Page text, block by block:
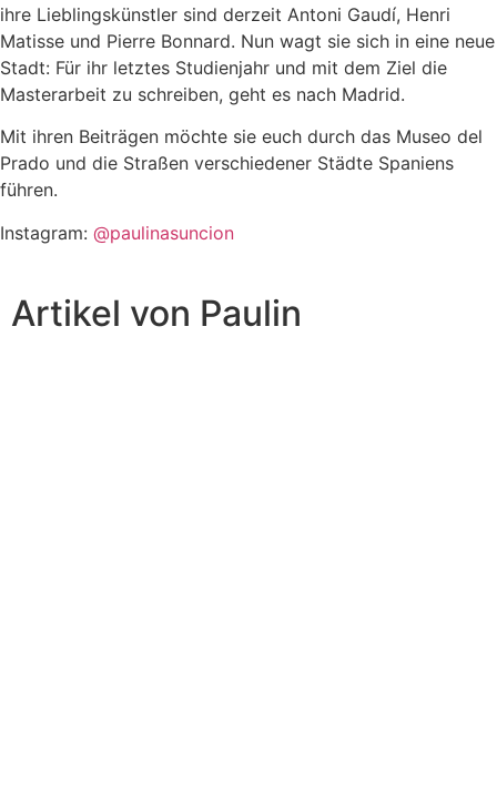
ihre Lieblingskünstler sind derzeit Antoni Gaudí, Henri
Matisse und Pierre Bonnard. Nun wagt sie sich in eine neue
Stadt: Für ihr letztes Studienjahr und mit dem Ziel die
Masterarbeit zu schreiben, geht es nach Madrid.
Mit ihren Beiträgen möchte sie euch durch das Museo del
Prado und die Straßen verschiedener Städte Spaniens
führen.
Instagram: @paulinasuncion
Artikel von Paulin